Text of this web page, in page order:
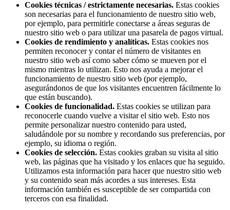
Cookies técnicas / estrictamente necesarias. Estas cookies
son necesarias para el funcionamiento de nuestro sitio web,
por ejemplo, para permitirle conectarse a áreas seguras de
nuestro sitio web o para utilizar una pasarela de pagos virtual.
Cookies de rendimiento y analíticas. Estas cookies nos
permiten reconocer y contar el número de visitantes en
nuestro sitio web así como saber cómo se mueven por el
mismo mientras lo utilizan. Esto nos ayuda a mejorar el
funcionamiento de nuestro sitio web (por ejemplo,
asegurándonos de que los visitantes encuentren fácilmente lo
que están buscando).
Cookies de funcionalidad. Estas cookies se utilizan para
reconocerle cuando vuelve a visitar el sitio web. Esto nos
permite personalizar nuestro contenido para usted,
saludándole por su nombre y recordando sus preferencias, por
ejemplo, su idioma o región.
Cookies de selección. Estas cookies graban su visita al sitio
web, las páginas que ha visitado y los enlaces que ha seguido.
Utilizamos esta información para hacer que nuestro sitio web
y su contenido sean más acordes a sus intereses. Esta
información también es susceptible de ser compartida con
terceros con esa finalidad.